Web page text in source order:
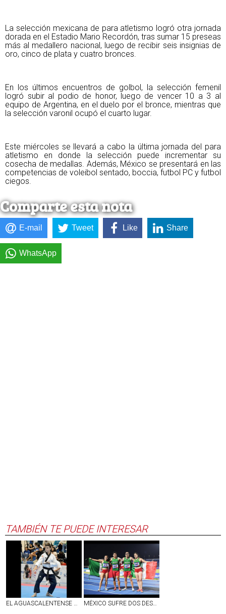
La selección mexicana de para atletismo logró otra jornada
dorada en el Estadio Mario Recordón, tras sumar 15 preseas
más al medallero nacional, luego de recibir seis insignias de
oro, cinco de plata y cuatro bronces.
En los últimos encuentros de golbol, la selección femenil
logró subir al podio de honor, luego de vencer 10 a 3 al
equipo de Argentina, en el duelo por el bronce, mientras que
la selección varonil ocupó el cuarto lugar.
Este miércoles se llevará a cabo la última jornada del para
atletismo en donde la selección puede incrementar su
cosecha de medallas. Además, México se presentará en las
competencias de voleibol sentado, boccia, futbol PC y futbol
ciegos.
Comparte esta nota
E-mail Tweet Like Share
WhatsApp
TAMBIÉN TE PUEDE INTERESAR
EL AGUASCALENTENSE OBED MARTÍNEZ REPRESENTARÁ A MÉXICO EN EL MUNDIAL DE TAEKWONDO EN COREA DEL SUR MÉXICO SUFRE DOS DESCALIFICACIONES EN ATLETISMO DE LOS CENTROAMERICANOS 2026